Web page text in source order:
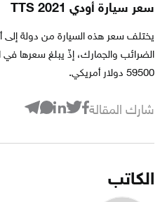
سعر سيارة أودي TTS 2021
يختلف سعر هذه السيارة من دولة
الضرائب والجمارك، إذّ يبلغ سعرها في
59500 دولار أمريكي.
شارك المقالة
الكاتب